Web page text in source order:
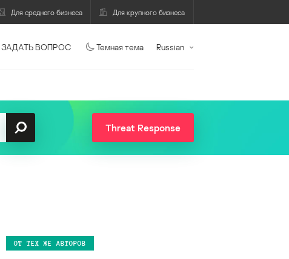
Для среднего бизнеса Для крупного бизнеса
ЗАДАТЬ ВОПРОС Темная тема Russian
Threat Response
ОТ ТЕХ ЖЕ АВТОРОВ